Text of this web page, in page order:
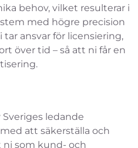
behov, vilket resulterar i
med högre precision
ansvar för licensiering,
över tid – så att ni får en
ledande
att säkerställa och
ni som kund- och